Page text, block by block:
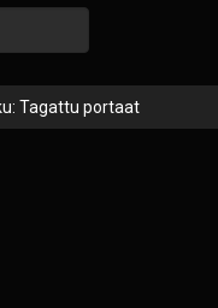
Tagattu portaat